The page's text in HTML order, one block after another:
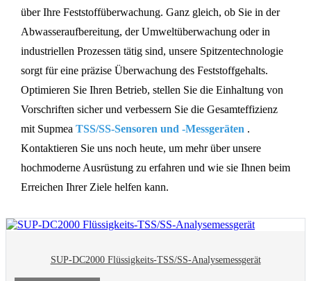
über Ihre Feststoffüberwachung. Ganz gleich, ob Sie in der
Abwasseraufbereitung, der Umweltüberwachung oder in
industriellen Prozessen tätig sind, unsere Spitzentechnologie
sorgt für eine präzise Überwachung des Feststoffgehalts.
Optimieren Sie Ihren Betrieb, stellen Sie die Einhaltung von
Vorschriften sicher und verbessern Sie die Gesamteffizienz
mit Supmea TSS/SS-Sensoren und -Messgeräten .
Kontaktieren Sie uns noch heute, um mehr über unsere
hochmoderne Ausrüstung zu erfahren und wie sie Ihnen beim
Erreichen Ihrer Ziele helfen kann.
SUP-DC2000 Flüssigkeits-TSS/SS-Analysemessgerät